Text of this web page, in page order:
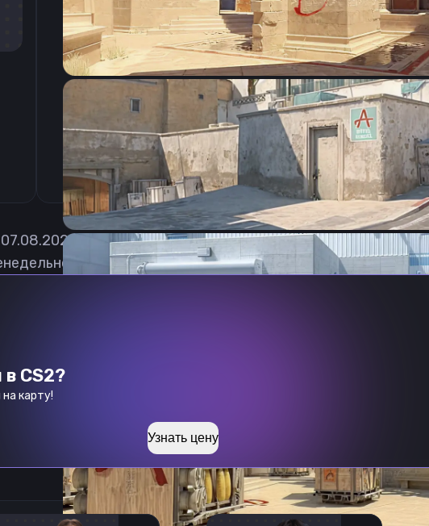
CSGO-t2TD7-GKEfG-RB8ta-OmLnf-XQJvM
07.08.2026
обновлять, чтобы вы могли играть с актуальными
CS2?
карту!
Узнать цену